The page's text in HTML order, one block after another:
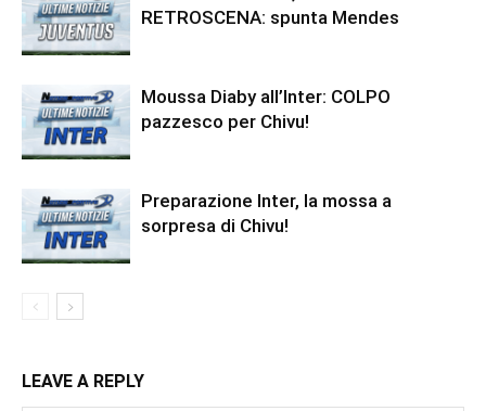
RETROSCENA: spunta Mendes
Moussa Diaby all’Inter: COLPO
pazzesco per Chivu!
Preparazione Inter, la mossa a
sorpresa di Chivu!
LEAVE A REPLY